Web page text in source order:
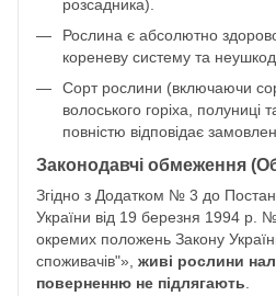
розсадника).
Рослина є абсолютно
кореневу систему та
Сорт рослини (включаючи
волоського горіха, полуниці
повністю відповідає
Законодавчі обмеження
Згідно з Додатком № 3 до
України від 19 березня 1994 р.
окремих положень Закону
споживачів"», живі рослини
поверненню не підлягають